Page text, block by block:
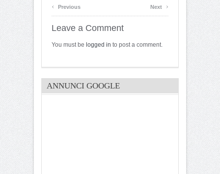
‹ Previous Next ›
Leave a Comment
You must be logged in to post a comment.
ANNUNCI GOOGLE